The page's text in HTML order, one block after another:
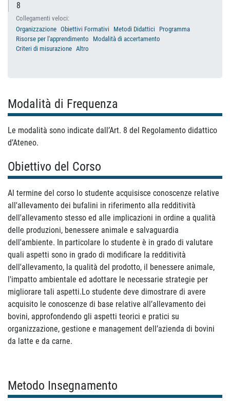
8
Collegamenti veloci:
Organizzazione Obiettivi Formativi Metodi Didattici
Programma
Risorse per l'apprendimento
Modalità di accertamento
Criteri di misurazione Altro
Modalità di Frequenza
Le modalità sono indicate dall’Art. 8 del Regolamento didattico
d’Ateneo.
Obiettivo del Corso
Al termine del corso lo studente acquisisce conoscenze relative
all'allevamento dei bufalini in riferimento alla redditività
dell'allevamento stesso ed alle implicazioni in ordine a qualità
delle produzioni, benessere animale e salvaguardia
dell'ambiente. In particolare lo studente è in grado di valutare
quali aspetti sono in grado di modificare la redditività
dell'allevamento, la qualità del prodotto, il benessere animale,
l'impatto ambientale ed adottare le necessarie strategie per
migliorare tali aspetti.Lo studente deve dimostrare di avere
acquisito le conoscenze di base relative all’allevamento dei
bovini, approfondendo gli aspetti teorici e pratici su
organizzazione, gestione e management dell’azienda di bovini
da latte e da carne.
Metodo Insegnamento